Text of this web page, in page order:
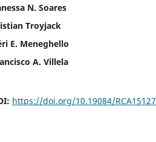
N. Soares
Troyjack
E. Meneghello
A. Villela
https://doi.org/10.19084/RCA15127